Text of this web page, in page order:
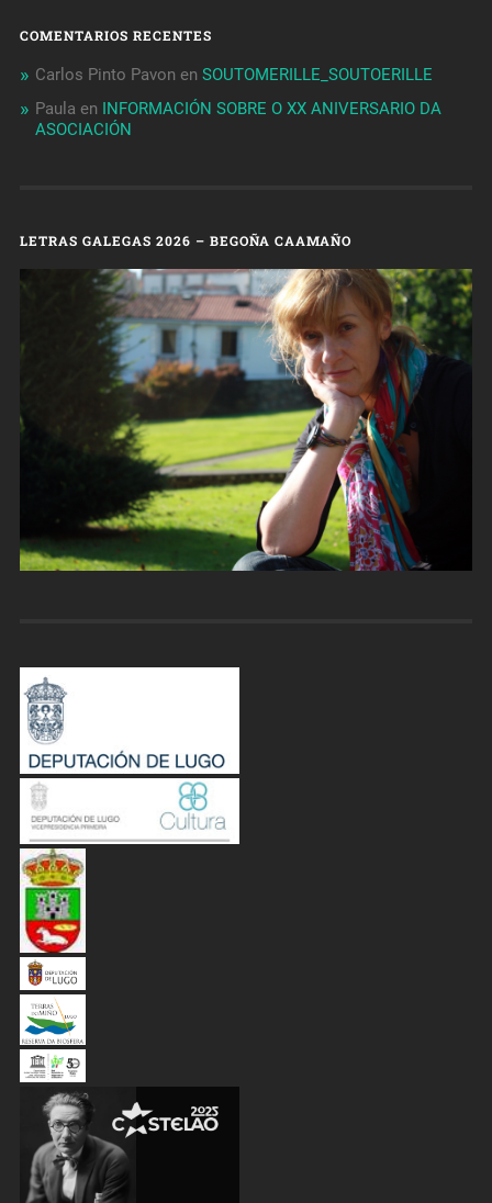
COMENTARIOS RECENTES
Carlos Pinto Pavon en SOUTOMERILLE_SOUTOERILLE
Paula en INFORMACIÓN SOBRE O XX ANIVERSARIO DA
ASOCIACIÓN
LETRAS GALEGAS 2026 – BEGOÑA CAAMAÑO